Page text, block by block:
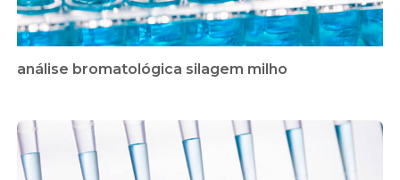
análise bromatológica silagem milho